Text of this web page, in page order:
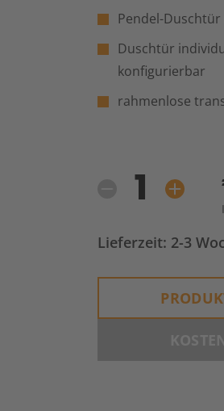
Pendel-
Duschtür
konfigurierbar
rahmenlose
Lieferzeit: 2-3